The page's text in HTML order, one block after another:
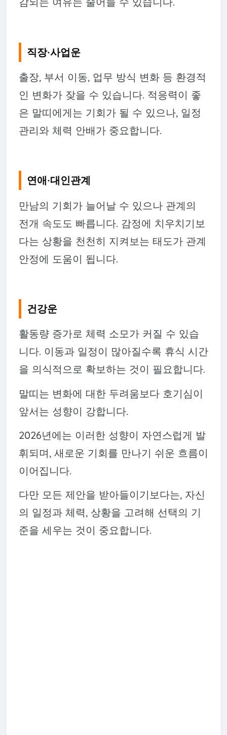
직장·사업운
출장, 부서 이동, 업무 방식 변화 등 환경적
인 변화가 잦을 수 있습니다. 적응력이 좋
은 말띠에게는 기회가 될 수 있으나, 일정
관리와 체력 안배가 중요합니다.
연애·대인관계
만남의 기회가 늘어날 수 있으나 관계의
전개 속도도 빠릅니다. 감정에 치우치기보
다는 상황을 천천히 지켜보는 태도가 관계
안정에 도움이 됩니다.
건강운
활동량 증가로 체력 소모가 커질 수 있습
니다. 이동과 일정이 많아질수록 휴식 시간
을 의식적으로 확보하는 것이 필요합니다.
말띠는 변화에 대한 두려움보다 호기심이
앞서는 성향이 강합니다.
2026년에는 이러한 성향이 자연스럽게 발
휘되며, 새로운 기회를 만나기 쉬운 흐름이
이어집니다.
다만 모든 제안을 받아들이기보다는, 자신
의 일정과 체력, 상황을 고려해 선택의 기
준을 세우는 것이 중요합니다.